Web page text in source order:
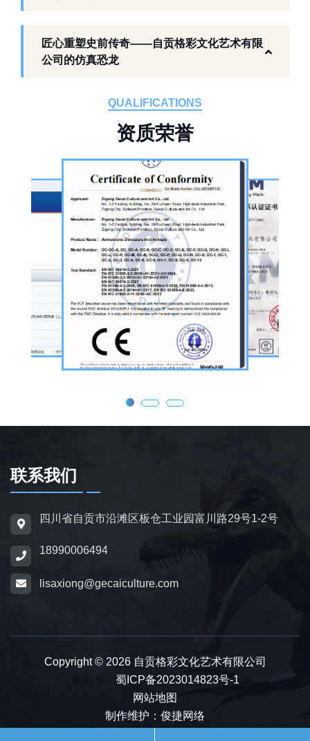
工厂生产基础 构建恐龙产业全链服务
作为开展史前仿真模型生产的恐龙制作工厂，
板仓工业园，拥有标准化生产车间、配套生产
品的恐龙制作公司。公司采用按需定制模式，
从前期方案设计、场景规划，到中期原料选
择、工序制作，再到后期运输配送、上门安装
调试，形成全流程服务，可用于主题乐园、文
旅景区、科普展馆、商业广场、大型展会、节
庆活动等场景。
公司核心业务为仿真恐龙制作，产品线涵盖静
态展示、动态互动、游乐体验三类。其中，机
器恐龙结合机械传动、智能控制技术，可实现
眨眼、张嘴吼叫、摆尾、行走、呼吸起伏等动
态效果，皮肤采用环保硅胶材质，还原史前恐
大型雕塑，覆盖霸王龙、三角龙、剑龙、长颈
龙、翼龙等常见品类，同时支持恐龙化石骨架
场景摆放。
为适配亲子游乐场景，公司推出恐龙电动车与
防滑车轮、限速装置及安全扶手，适用于乐
除恐龙相关产品外，公司同时开展仿真动物与
动物模型制作业务，涵盖史前巨兽、野生动
物、奇幻神兽、仿真昆虫等品类，产品形态包
含静态雕塑、动态机械款、互动游乐款，制作
标准与仿真恐龙保持一致，可与恐龙产品搭配
匠心重塑史前传奇——自贡格彩文化艺术有限
公司的仿真恐龙
QUALIFICATIONS
资质荣誉
联系我们
四川省自贡市沿滩区板仓工业园富川路29号1-2号
18990006494
lisaxiong@gecaiculture.com
Copyright © 2026 自贡格彩文化艺术有限公司
蜀ICP备2023014823号-1
网站地图
制作维护：俊捷网络